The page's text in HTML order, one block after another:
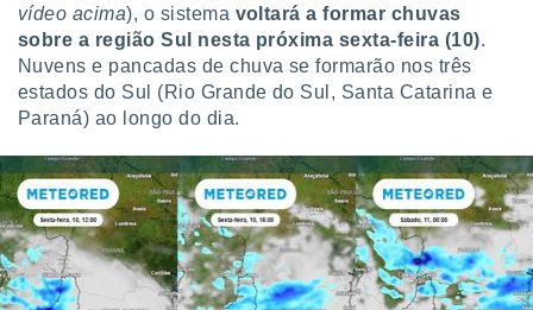
os
a
website,
ou
vídeo acima), o sistema voltará a formar chuvas
sobre a região Sul nesta próxima sexta-feira (10).
Nuvens e pancadas de chuva se formarão nos três
estados do Sul (Rio Grande do Sul, Santa Catarina e
Paraná) ao longo do dia.